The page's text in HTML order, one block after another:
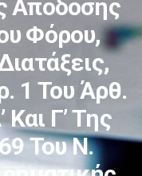
Απόδοσης
Φόρου,
1 Του Άρθ.
Γ’ Της
Του Ν.